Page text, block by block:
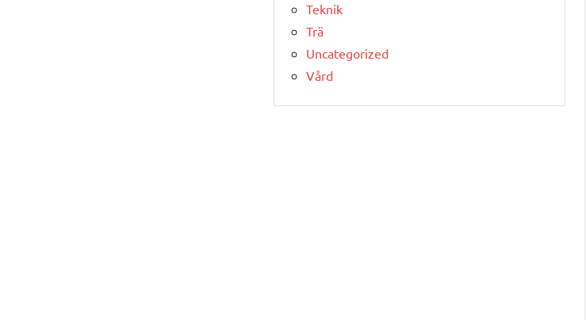
Teknik
Trä
Uncategorized
Vård